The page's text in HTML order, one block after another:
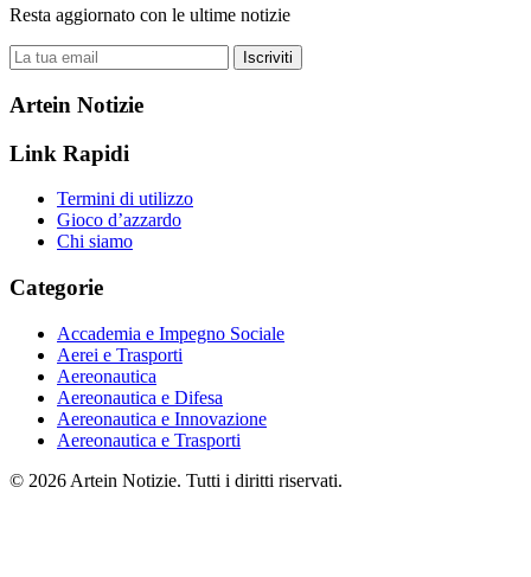
Resta aggiornato con le ultime notizie
Iscriviti
Artein Notizie
Link Rapidi
Termini di utilizzo
Gioco d’azzardo
Chi siamo
Categorie
Accademia e Impegno Sociale
Aerei e Trasporti
Aereonautica
Aereonautica e Difesa
Aereonautica e Innovazione
Aereonautica e Trasporti
© 2026 Artein Notizie. Tutti i diritti riservati.